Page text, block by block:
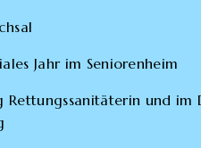
Jahr im Seniorenheim
und im